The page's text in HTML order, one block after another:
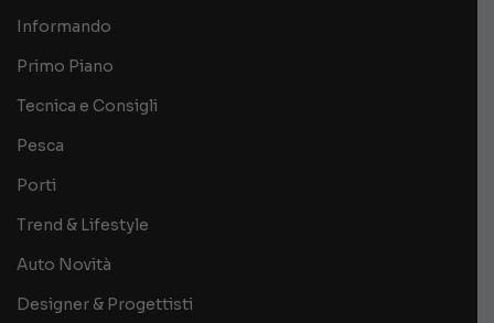
Informando
Primo Piano
Tecnica e Consigli
Pesca
Porti
Trend & Lifestyle
Auto Novità
Designer & Progettisti